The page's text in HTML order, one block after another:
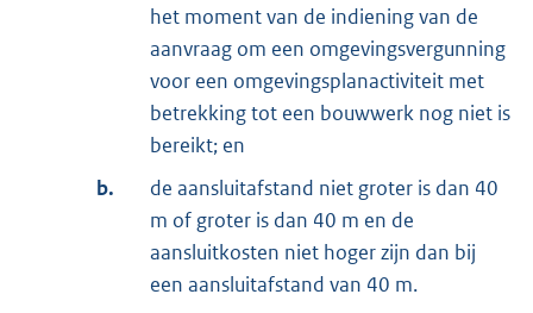
het moment van de indiening van de
aanvraag om een omgevingsvergunning
voor een omgevingsplanactiviteit met
betrekking tot een bouwwerk nog niet is
bereikt; en
b.
de aansluitafstand niet groter is dan 40
m of groter is dan 40 m en de
aansluitkosten niet hoger zijn dan bij
een aansluitafstand van 40 m.